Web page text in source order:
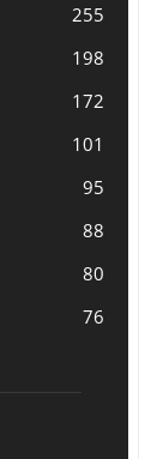
255
198
172
101
95
88
80
76